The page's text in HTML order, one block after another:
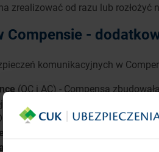
zrealizować od razu lub rozłożyć
Compensie -
komunikacyjnych w
(OC i AC) - Compensa
i AC) - chroni zdrowie i życie
utraty zniżki
prawna (AC)
- w razie problemów